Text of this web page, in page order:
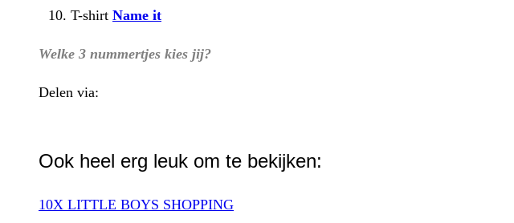
T-shirt Name it
Welke 3 nummertjes kies jij?
Delen via:
Ook heel erg leuk om te bekijken:
10X LITTLE BOYS SHOPPING